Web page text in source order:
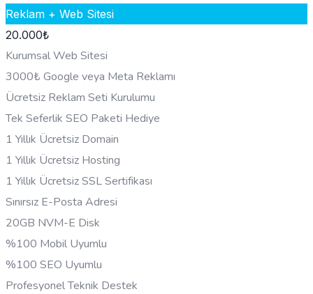
Reklam + Web Sitesi
20.000₺
Kurumsal Web Sitesi
3000₺ Google veya Meta Reklamı
Ücretsiz Reklam Seti Kurulumu
Tek Seferlik SEO Paketi Hediye
1 Yıllık Ücretsiz Domain
1 Yıllık Ücretsiz Hosting
1 Yıllık Ücretsiz SSL Sertifikası
Sınırsız E-Posta Adresi
20GB NVM-E Disk
%100 Mobil Uyumlu
%100 SEO Uyumlu
Profesyonel Teknik Destek